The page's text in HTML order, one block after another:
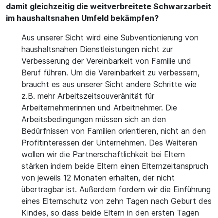
damit gleichzeitig die weitverbreitete Schwarzarbeit
im haushaltsnahen Umfeld bekämpfen?
Aus unserer Sicht wird eine Subventionierung von
haushaltsnahen Dienstleistungen nicht zur
Verbesserung der Vereinbarkeit von Familie und
Beruf führen. Um die Vereinbarkeit zu verbessern,
braucht es aus unserer Sicht andere Schritte wie
z.B. mehr Arbeitszeitsouveränität für
Arbeiternehmerinnen und Arbeitnehmer. Die
Arbeitsbedingungen müssen sich an den
Bedürfnissen von Familien orientieren, nicht an den
Profitinteressen der Unternehmen. Des Weiteren
wollen wir die Partnerschaftlichkeit bei Eltern
stärken indem beide Eltern einen Elternzeitanspruch
von jeweils 12 Monaten erhalten, der nicht
übertragbar ist. Außerdem fordern wir die Einführung
eines Elternschutz von zehn Tagen nach Geburt des
Kindes, so dass beide Eltern in den ersten Tagen